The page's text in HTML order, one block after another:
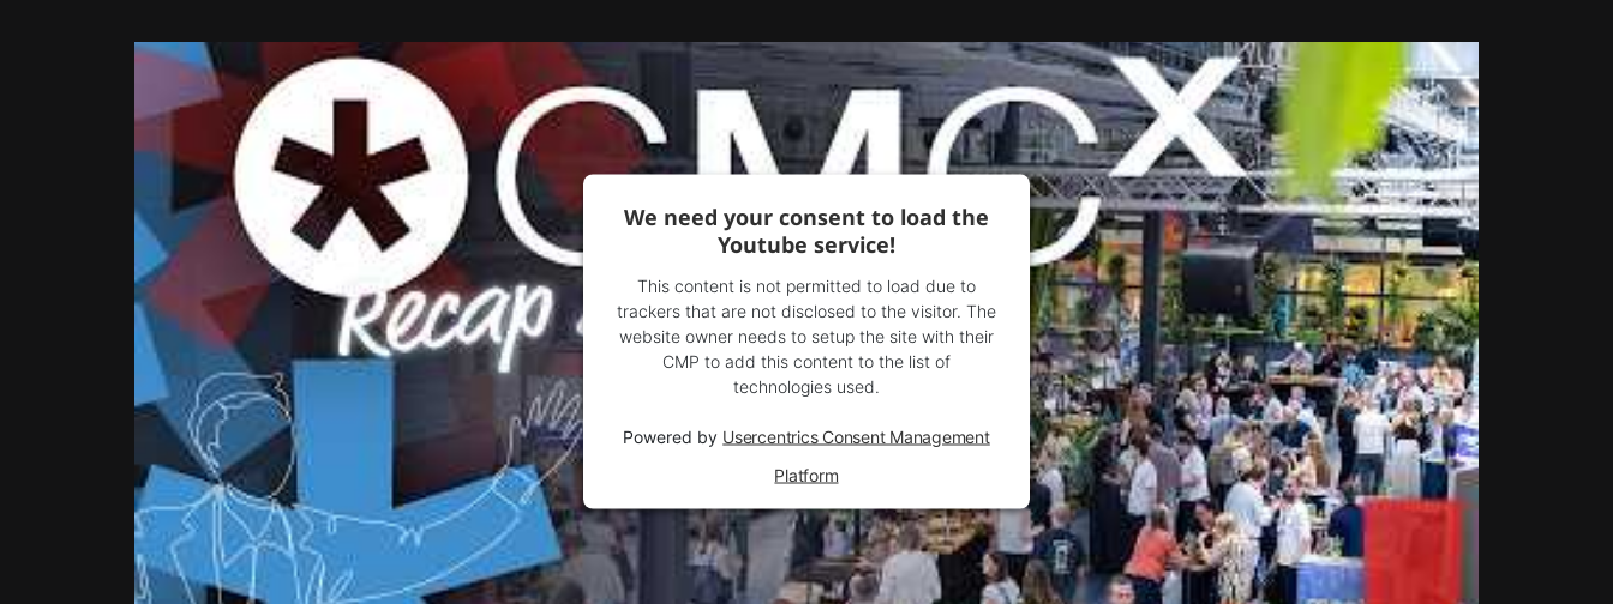
We need your consent to load the
Youtube service!
This content is not permitted to load due to
trackers that are not disclosed to the visitor. The
website owner needs to setup the site with their
CMP to add this content to the list of
technologies used.
Powered by Usercentrics Consent Management
Platform